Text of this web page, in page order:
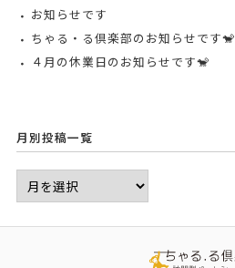
お知らせです
ちゃる・る倶楽部のお知らせです🐒
４月の休業日のお知らせです🐒
月別投稿一覧